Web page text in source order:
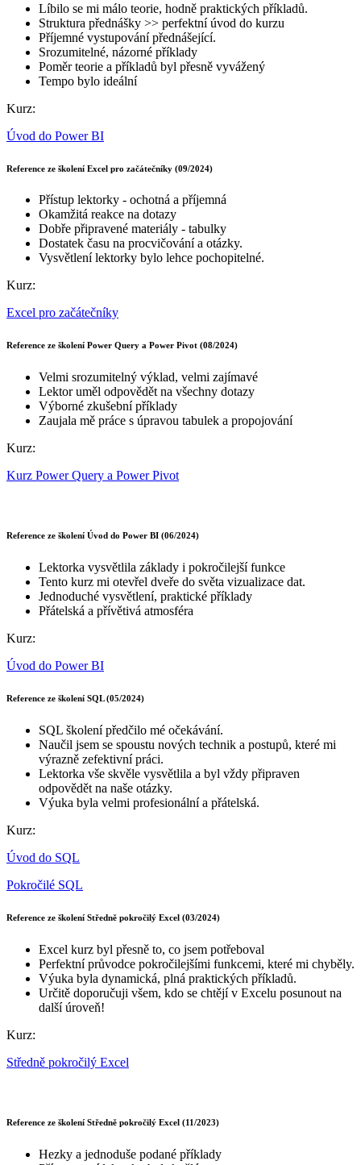
Líbilo se mi málo teorie, hodně praktických příkladů.
Struktura přednášky >> perfektní úvod do kurzu
Příjemné vystupování přednášející.
Srozumitelné, názorné příklady
Poměr teorie a příkladů byl přesně vyvážený
Tempo bylo ideální
Kurz:
Úvod do Power BI
Reference ze školení Excel pro začátečníky (09/2024)
Přístup lektorky - ochotná a příjemná
Okamžitá reakce na dotazy
Dobře připravené materiály - tabulky
Dostatek času na procvičování a otázky.
Vysvětlení lektorky bylo lehce pochopitelné.
Kurz:
Excel pro začátečníky
Reference ze školení Power Query a Power Pivot (08/2024)
Velmi srozumitelný výklad, velmi zajímavé
Lektor uměl odpovědět na všechny dotazy
Výborné zkušební příklady
Zaujala mě práce s úpravou tabulek a propojování
Kurz:
Kurz Power Query a Power Pivot
Reference ze školení Úvod do Power BI (06/2024)
Lektorka vysvětlila základy i pokročilejší funkce
Tento kurz mi otevřel dveře do světa vizualizace dat.
Jednoduché vysvětlení, praktické příklady
Přátelská a přívětivá atmosféra
Kurz:
Úvod do Power BI
Reference ze školení SQL (05/2024)
SQL školení předčilo mé očekávání.
Naučil jsem se spoustu nových technik a postupů, které mi
výrazně zefektivní práci.
Lektorka vše skvěle vysvětlila a byl vždy připraven
odpovědět na naše otázky.
Výuka byla velmi profesionální a přátelská.
Kurz:
Úvod do SQL
Pokročilé SQL
Reference ze školení Středně pokročilý Excel (03/2024)
Excel kurz byl přesně to, co jsem potřeboval
Perfektní průvodce pokročilejšími funkcemi, které mi chyběly.
Výuka byla dynamická, plná praktických příkladů.
Určitě doporučuji všem, kdo se chtějí v Excelu posunout na
další úroveň!
Kurz:
Středně pokročilý Excel
Reference ze školení Středně pokročilý Excel (11/2023)
Hezky a jednoduše podané příklady